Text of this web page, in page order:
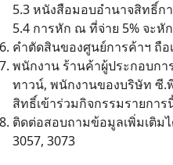
Search
for:
5.3 หนังสือมอบอำนาจสิทธิ์ก
5.4 การหัก ณ ที่จ่าย 5% จะ
คําตัดสินของศูนย์การค้าฯ ถื
พนักงาน ร้านค้าผู้ประกอบก
ทาวน์, พนักงานของบริษัท ซี.
สิทธิ์เข้าร่วมกิจกรรมรายการ
ติดต่อสอบถามข้อมูลเพิ่มเติม
3057, 3073